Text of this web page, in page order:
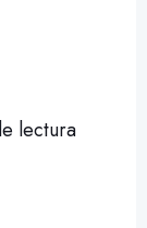
lectura